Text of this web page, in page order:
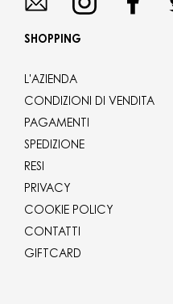
SHOPPING
L'AZIENDA
CONDIZIONI DI VENDITA
PAGAMENTI
SPEDIZIONE
RESI
PRIVACY
COOKIE POLICY
CONTATTI
GIFTCARD